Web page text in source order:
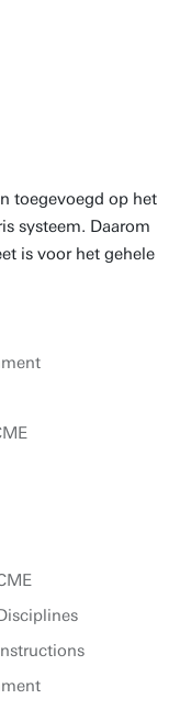
toegevoegd op het
systeem. Daarom
is voor het gehele